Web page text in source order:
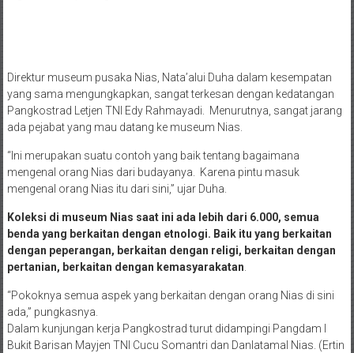
Direktur museum pusaka Nias, Nata’alui Duha dalam kesempatan
yang sama mengungkapkan, sangat terkesan dengan kedatangan
Pangkostrad Letjen TNI Edy Rahmayadi. Menurutnya, sangat jarang
ada pejabat yang mau datang ke museum Nias.
“Ini merupakan suatu contoh yang baik tentang bagaimana
mengenal orang Nias dari budayanya. Karena pintu masuk
mengenal orang Nias itu dari sini,” ujar Duha.
Koleksi di museum Nias saat ini ada lebih dari 6.000, semua
benda yang berkaitan dengan etnologi. Baik itu yang berkaitan
dengan peperangan, berkaitan dengan religi, berkaitan dengan
pertanian, berkaitan dengan kemasyarakatan.
“Pokoknya semua aspek yang berkaitan dengan orang Nias di sini
ada,” pungkasnya.
Dalam kunjungan kerja Pangkostrad turut didampingi Pangdam I
Bukit Barisan Mayjen TNI Cucu Somantri dan Danlatamal Nias. (Ertin